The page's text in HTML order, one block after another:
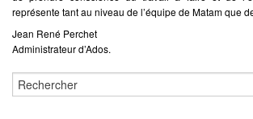
représente tant au niveau de l’équipe de Matam que
Jean René Perchet
Administrateur d’Ados.
Rechercher